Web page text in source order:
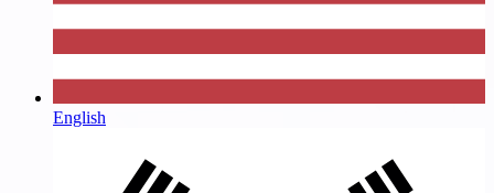
English